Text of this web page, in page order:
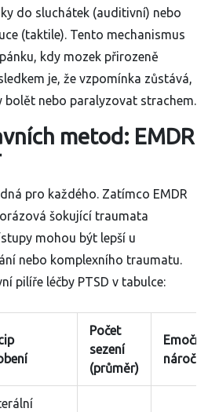
do sluchátek (auditivní) nebo
(taktile). Tento mechanismus
kdy mozek přirozeně
je, že vzpomínka zůstává,
bolět nebo paralyzovat strachem.
metod: EMDR
pro každého. Zatímco EMDR
šokující traumata
mohou být lepší u
nebo komplexního traumatu.
pilíře léčby PTSD v tabulce:
Počet
sezení
(průměr)
Emoční